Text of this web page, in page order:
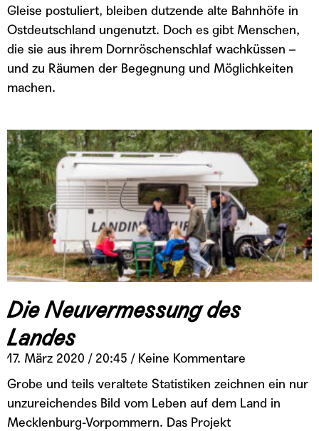
Gleise postuliert, bleiben dutzende alte Bahnhöfe in
Ostdeutschland ungenutzt. Doch es gibt Menschen,
die sie aus ihrem Dornröschenschlaf wachküssen –
und zu Räumen der Begegnung und Möglichkeiten
machen.
Die Neuvermessung des
Landes
17. März 2020 20:45 Keine Kommentare
Grobe und teils veraltete Statistiken zeichnen ein nur
unzureichendes Bild vom Leben auf dem Land in
Mecklenburg-Vorpommern. Das Projekt